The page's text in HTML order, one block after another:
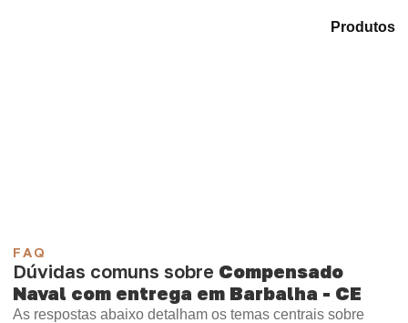
Produtos
FAQ
Dúvidas comuns sobre Compensado
Naval com entrega em Barbalha - CE
As respostas abaixo detalham os temas centrais sobre